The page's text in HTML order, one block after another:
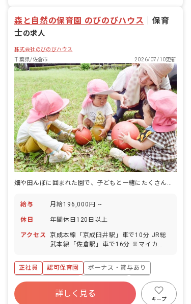
森と自然の保育園 のびのびハウス
保育
士の求人
株式会社のびのびハウス
千葉県/佐倉市
2026/07/10更新
給与 月給196,000円 ~
休日 年間休日120日以上
アクセス
京成本線「京成臼井駅」車で10分 JR総
武本線「佐倉駅」車で16分 ※マイカ
あり） 【自然に囲まれた、緑豊かな環境
です】 畑や田んぼなどが多く、すぐそば
に自然を感じられる長閑で穏やかなエリ
アです。車通勤も可能なので、緑豊かな
ドライブコースを通って毎日気持ちよく
正社員 認可保育園
ボーナス・賞与あり
年間休日120日以上
社会保険完備
福利厚生充実
退職金制度
残業少なめ
詳しく見る
キープ